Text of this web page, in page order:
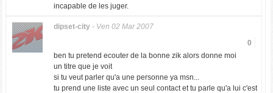
incapable de les juger.
dipset-city- Ven 02 Mar 2007
0
ben tu pretend ecouter de la bonne zik alors donne moi
un titre que je voit
si tu veut parler qu'a une personne ya msn...
tu prend une liste avec un seul contact et tu parle qu'a lui c'est